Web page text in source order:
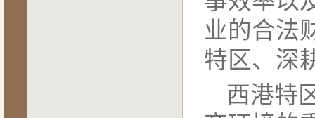
业的合法
特区、深
西港特